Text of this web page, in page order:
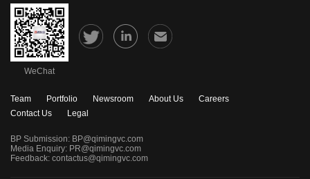
WeChat
Team Portfolio Newsroom About Us
Careers
Contact Us
Legal
BP Submission: BP@qimingvc.com
Media Enquiry: PR@qimingvc.com
Feedback: contactus@qimingvc.com